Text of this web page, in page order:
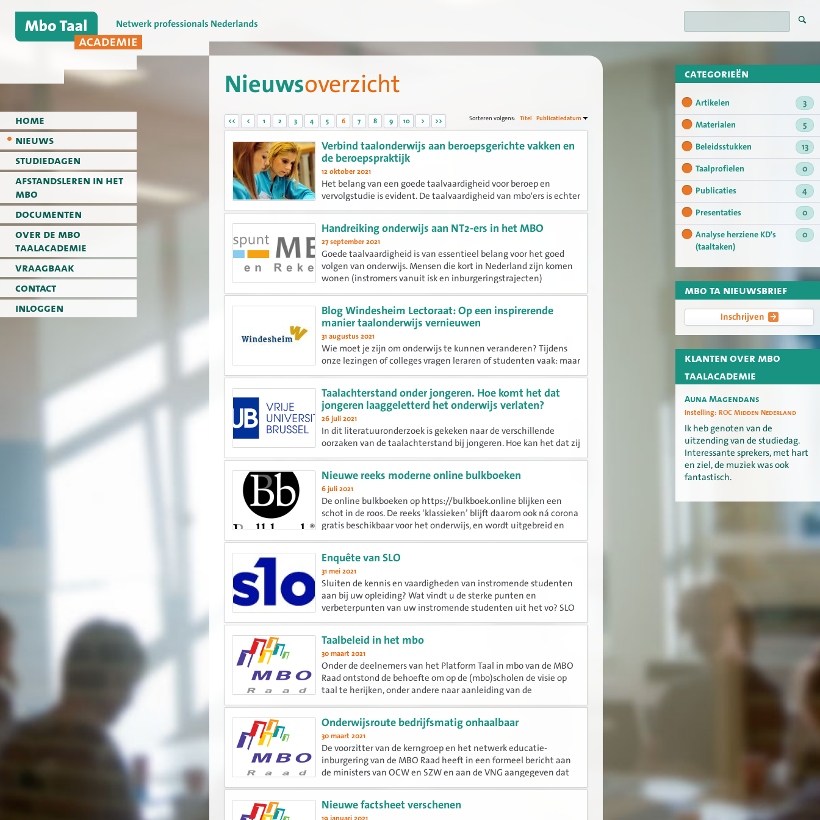
home
nieuws
studiedagen
afstandsleren in het
mbo
documenten
over de mbo
taalacademie
vraagbaak
contact
inloggen
categorieën
Artikelen
3
Materialen
5
Beleidsstukken
13
Taalprofielen
0
Publicaties
4
Presentaties
0
Analyse herziene KD's
(taaltaken)
0
mbo ta nieuwsbrief
Inschrijven
klanten over mbo
taalacademie
Auna Magendans
Instelling: ROC Midden Nederland
Ik heb genoten van de
uitzending van de studiedag.
Interessante sprekers, met hart
en ziel, de muziek was ook
fantastisch.
Nieuwsoverzicht
<< < 1 2 3 4 5 6 7 8 9 10 > >> Sorteren volgens: Titel Publicatiedatum
Verbind taalonderwijs aan beroepsgerichte vakken en
de beroepspraktijk
12 oktober 2021
Het belang van een goede taalvaardigheid voor beroep en
vervolgstudie is evident. De taalvaardigheid van mbo'ers is echter
al lange tijd een punt van zorg. Hoe brengen we hier verandering
in? Hoe motiveren we studenten weer voor taalonderwijs?
Handreiking onderwijs aan NT2-ers in het MBO
27 september 2021
Goede taalvaardigheid is van essentieel belang voor het goed
volgen van onderwijs. Mensen die kort in Nederland zijn komen
wonen (instromers vanuit isk en inburgeringstrajecten)
beheersen de taal onvoldoende om hun opleiding succesvol te
doorlopen.
Blog Windesheim Lectoraat: Op een inspirerende
manier taalonderwijs vernieuwen
31 augustus 2021
Wie moet je zijn om onderwijs te kunnen veranderen? Tijdens
onze lezingen of colleges vragen leraren of studenten vaak: maar
hoe doe je dat dan, zorgen voor een rijke taal- of leescultuur op
school? Hoe krijg je je collega's mee? Hoe zorg je ervoor...
Taalachterstand onder jongeren. Hoe komt het dat
jongeren laaggeletterd het onderwijs verlaten?
26 juli 2021
In dit literatuuronderzoek is gekeken naar de verschillende
oorzaken van de taalachterstand bij jongeren. Hoe kan het dat zij
tijdens hun schoolloopbaan een taalachterstand oplopen? De
focus van dit rapport ligt op het mbo.
Nieuwe reeks moderne online bulkboeken
6 juli 2021
De online bulkboeken op https://bulkboek.online blijken een
schot in de roos. De reeks ‘klassieken’ blijft daarom ook ná corona
gratis beschikbaar voor het onderwijs, en wordt uitgebreid en
ingebed in de website Literatuurgeschiedenis.org. In...
Enquête van SLO
31 mei 2021
Sluiten de kennis en vaardigheden van instromende studenten
aan bij uw opleiding? Wat vindt u de sterke punten en
verbeterpunten van uw instromende studenten uit het vo? SLO
en het ministerie van OCW horen graag uw mening hierover, als
belangrijke...
Taalbeleid in het mbo
30 maart 2021
Onder de deelnemers van het Platform Taal in mbo van de MBO
Raad ontstond de behoefte om op de (mbo)scholen de visie op
taal te herijken, onder andere naar aanleiding van de
visievorming op het vak Nederlands bij curriculum.nu. Dit heeft...
Onderwijsroute bedrijfsmatig onhaalbaar
30 maart 2021
De voorzitter van de kerngroep en het netwerk educatie-
inburgering van de MBO Raad heeft in een formeel bericht aan
de ministers van OCW en SZW en aan de VNG aangegeven dat
de Onderwijsroute bedrijfsmatig onhaalbaar is.
Nieuwe factsheet verschenen